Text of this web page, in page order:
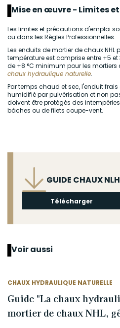
Mise en œuvre - Limites
Les limites et précautions d'emploi
ou dans les Règles Professionnelles.
Les enduits de mortier de chaux NHL
température est comprise entre +5
de +8 °C minimum pour les
chaux hydraulique naturelle.
Par temps chaud et sec, l'enduit
humidifié par pulvérisation et non
doivent être protégés des
bâches ou de filets coupe-vent.
GUIDE CHAUX
Télécharger
Voir aussi
CHAUX HYDRAULIQUE NATURELLE
Guide "La chaux
mortier de chaux NHL,